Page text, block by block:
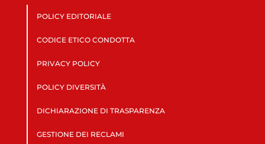
POLICY EDITORIALE
CODICE ETICO CONDOTTA
PRIVACY POLICY
POLICY DIVERSITÀ
DICHIARAZIONE DI TRASPARENZA
GESTIONE DEI RECLAMI